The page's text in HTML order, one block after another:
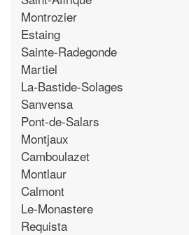
Montrozier
Estaing
Sainte-Radegonde
Martiel
La-Bastide-Solages
Sanvensa
Pont-de-Salars
Montjaux
Camboulazet
Montlaur
Calmont
Le-Monastere
Requista